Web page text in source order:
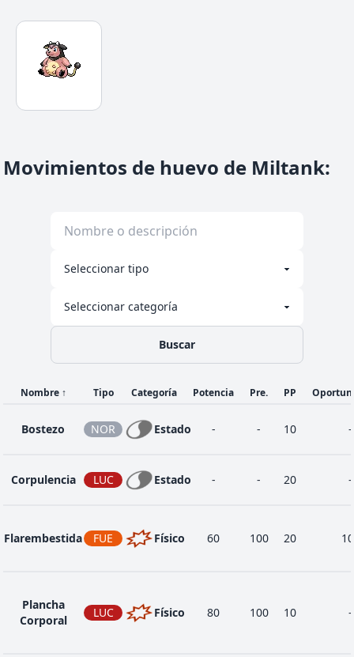
Movimientos de huevo de Miltank:
Buscar
Nombre ↑ Tipo Categoría Potencia Pre. PP
Bostezo NOR Estado - - 10 -
Corpulencia LUC Estado - - 20 -
Flarembestida FUE Físico 60 100 20
Plancha
Corporal
LUC Físico 80 100 10 -